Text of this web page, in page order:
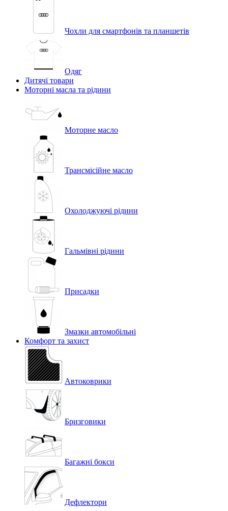
Чохли для смартфонів та планшетів
Одяг
Дитячі товари
Моторні масла та рідини
Моторне масло
Трансмісійне масло
Охолоджуючі рідини
Гальмівні рідини
Присадки
Змазки автомобільні
Комфорт та захист
Автоковрики
Бризговики
Багажні бокси
Дефлектори